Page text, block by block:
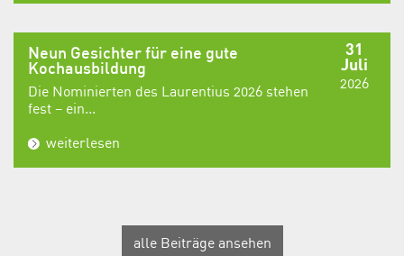
31
Juli
2026
Neun Gesichter für eine gute
Kochausbildung
Die Nominierten des Laurentius 2026 stehen
fest – ein...
weiterlesen
alle Beiträge ansehen